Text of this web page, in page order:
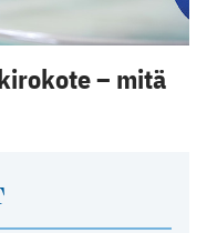
– mitä